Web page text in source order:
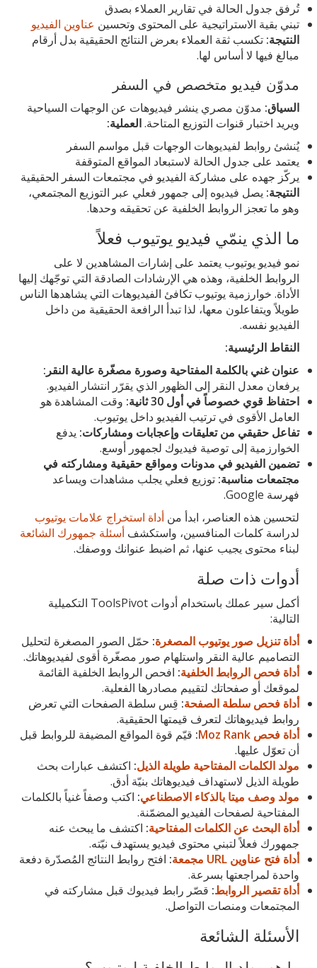
تُرفق جدول الحالة في تقارير العملاء بصدق
تبني بقية الاستراتيجية على المحتوى وتحسين عناوين الفيديو
النتيجة: تكسب ثقة العملاء بعرض النتائج الحقيقية بدل أرقام
مبالغ فيها لا أساس لها.
مدوّن فيديو متخصص في السفر
السياق: مدوّن مصري ينشر فيديوهات عن الوجهات السياحية
ويريد اختبار قنوات التوزيع المتاحة.العملية:
يُنشئ روابط لفيديوهات الوجهات قبل مواسم السفر
يعتمد على جدول الحالة لاستبعاد المواقع المتوقفة
يركّز جهده على مشاركة الفيديو في مجتمعات السفر الحقيقية
النتيجة: يصل فيديوه إلى جمهور فعلي عبر التوزيع المجتمعي،
وهو ما تعجز الروابط الخلفية عن تحقيقه وحدها.
ما الذي ينمّي فيديو يوتيوب فعلاً
نمو فيديو يوتيوب يعتمد على إشارات المشاهدين لا على
الروابط الخلفية، وهذه هي الإرشادات الصادقة التي توجّهك إليها
الأداة. خوارزمية يوتيوب تكافئ الفيديوهات التي يشاهدها الناس
طويلاً ويتفاعلون معها، لذا تبدأ الرافعة الحقيقية من داخل
الفيديو نفسه.
النقاط الرئيسية:
عنوان غني بالكلمة المفتاحية وصورة مصغّرة عالية النقر:
يرفعان معدل النقر إلى الظهور الذي يقرّر انتشار الفيديو.
احتفاظ قوي خصوصاً في أول 30 ثانية:
وقت المشاهدة هو
العامل الأقوى في ترتيب الفيديو داخل يوتيوب.
تفاعل حقيقي من تعليقات وإعجابات ومشاركات: يدفع
الخوارزمية إلى توصية فيديوك لجمهور أوسع.
تضمين الفيديو في مدونات ومواقع حقيقية ومشاركته في
مجتمعات مناسبة: توزيع فعلي يجلب مشاهدات ويساعد
فهرسة Google.
لتحسين هذه العناصر، ابدأ من أداة استخراج علامات يوتيوب
لدراسة كلمات المنافسين، واستكشف أسئلة جمهورك الشائعة
لبناء محتوى يجيب عنها، ثم اضبط عنوانك ووصفك.
أدوات ذات صلة
أكمل سير عملك باستخدام أدوات ToolsPivot التكميلية
التالية:
أداة تنزيل صور يوتيوب المصغرة: حمّل الصور المصغرة لتحليل
التصاميم عالية النقر واستلهام صور مصغّرة أقوى لفيديوهاتك.
أداة فحص الروابط الخلفية: افحص الروابط الخلفية القائمة
لموقعك أو صفحاتك لتقييم مصادرها الفعلية.
أداة فحص سلطة الصفحة: قِس سلطة الصفحات التي تعرض
روابط فيديوهاتك لتعرف قيمتها الحقيقية.
أداة فحص Moz Rank
: قيّم قوة المواقع المضيفة للروابط قبل
أن تعوّل عليها.
مولد الكلمات المفتاحية طويلة الذيل: اكتشف عبارات بحث
طويلة الذيل لاستهداف فيديوهاتك بنيّة أدق.
مولد وصف ميتا بالذكاء الاصطناعي: اكتب وصفاً غنياً بالكلمات
المفتاحية لصفحات الفيديو المضمّنة.
أداة البحث عن الكلمات المفتاحية: اكتشف ما يبحث عنه
جمهورك فعلاً لتبني محتوى فيديو يستهدف نيّته.
أداة فتح عناوين URL مجمعة
: افتح روابط النتائج المُصدّرة دفعة
واحدة لمراجعتها بسرعة.
أداة تقصير الروابط: قصّر رابط فيديوك قبل مشاركته في
المجتمعات ومنصات التواصل.
الأسئلة الشائعة